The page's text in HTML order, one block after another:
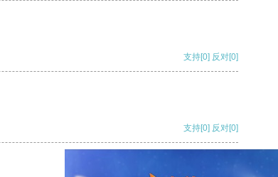
支持[0] 反对[0]
支持[0] 反对[0]